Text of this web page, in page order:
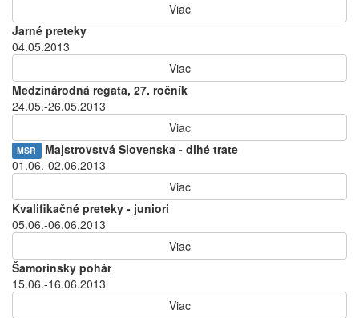
Viac
Jarné preteky
04.05.2013
Viac
Medzinárodná regata, 27. ročník
24.05.-26.05.2013
Viac
MSR
Majstrovstvá Slovenska - dlhé trate
01.06.-02.06.2013
Viac
Kvalifikačné preteky - juniori
05.06.-06.06.2013
Viac
Šamorínsky pohár
15.06.-16.06.2013
Viac